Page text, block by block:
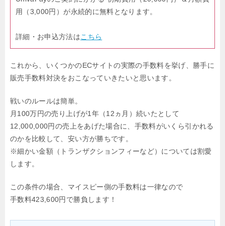
用（3,000円）が永続的に無料となります。
詳細・お申込方法はこちら
これから、いくつかのECサイトの実際の手数料を挙げ、 勝手に
販売手数料対決をおこなっていきたいと思います。
戦いのルールは簡単。
月100万円の売り上げが1年（12ヵ月）続いたとして
12,000,000円の売上をあげた場合に、 手数料がいくら引かれる
のかを比較して、安い方が勝ちです。
※細かい金額（トランザクションフィーなど）については割愛
します。
この条件の場合、マイスピー側の手数料は一律なので
手数料423,600円で勝負します！